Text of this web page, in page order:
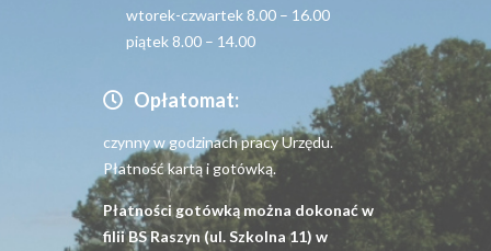
wtorek-czwartek 8.00 – 16.00
piątek 8.00 – 14.00
Opłatomat:
czynny w godzinach pracy Urzędu.
Płatność kartą i gotówką.
Płatności gotówką można dokonać w
filii BS Raszyn (ul. Szkolna 11) w